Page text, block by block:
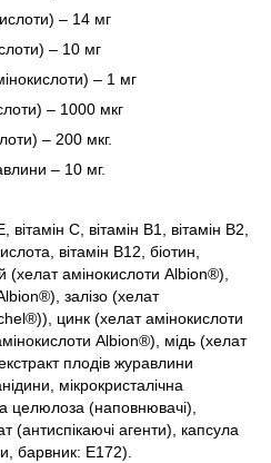
– 14 мг
– 10 мг
– 1 мг
– 1000 мкг
– 200 мкг.
– 10 мг.
вітамін С, вітамін В1, вітамін В2,
вітамін В12, біотин,
(хелат амінокислоти Albion®),
залізо (хелат
цинк (хелат амінокислоти
Albion®), мідь (хелат
плодів журавлини
мікрокристалічна
целюлоза (наповнювачі),
(антиспікаючі агенти), капсула
барвник: E172).